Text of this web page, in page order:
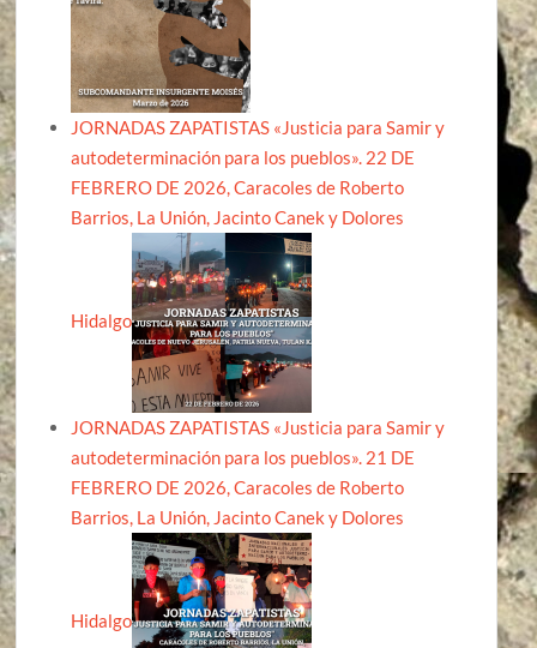
JORNADAS ZAPATISTAS «Justicia para Samir y
autodeterminación para los pueblos». 22 DE
FEBRERO DE 2026, Caracoles de Roberto
Barrios, La Unión, Jacinto Canek y Dolores
Hidalgo
JORNADAS ZAPATISTAS «Justicia para Samir y
autodeterminación para los pueblos». 21 DE
FEBRERO DE 2026, Caracoles de Roberto
Barrios, La Unión, Jacinto Canek y Dolores
Hidalgo